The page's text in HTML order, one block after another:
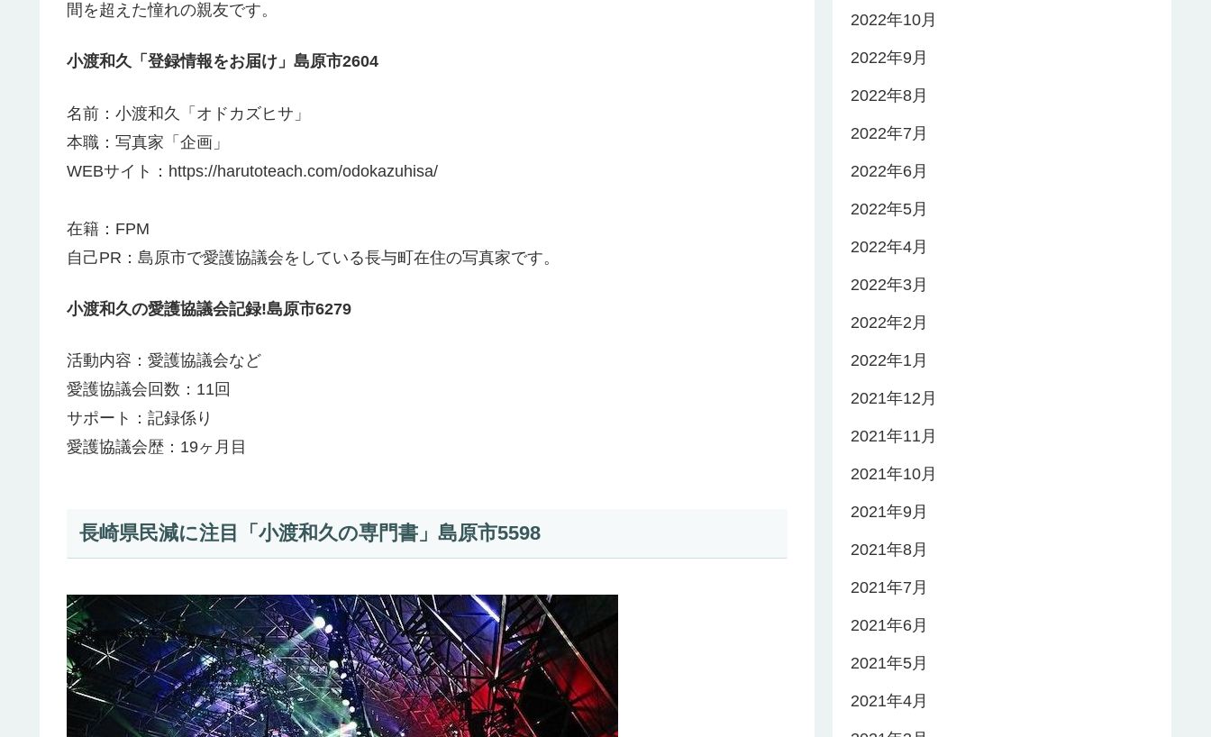
間を超えた憧れの親友です。
小渡和久「登録情報をお届け」島原市2604
名前：小渡和久「オドカズヒサ」
本職：写真家「企画」
WEBサイト：https://harutoteach.com/odokazuhisa/
在籍：FPM
自己PR：島原市で愛護協議会をしている長与町在住の写真家です。
小渡和久の愛護協議会記録!島原市6279
活動内容：愛護協議会など
愛護協議会回数：11回
サポート：記録係り
愛護協議会歴：19ヶ月目
長崎県民減に注目「小渡和久の専門書」島原市5598
2022年10月
2022年9月
2022年8月
2022年7月
2022年6月
2022年5月
2022年4月
2022年3月
2022年2月
2022年1月
2021年12月
2021年11月
2021年10月
2021年9月
2021年8月
2021年7月
2021年6月
2021年5月
2021年4月